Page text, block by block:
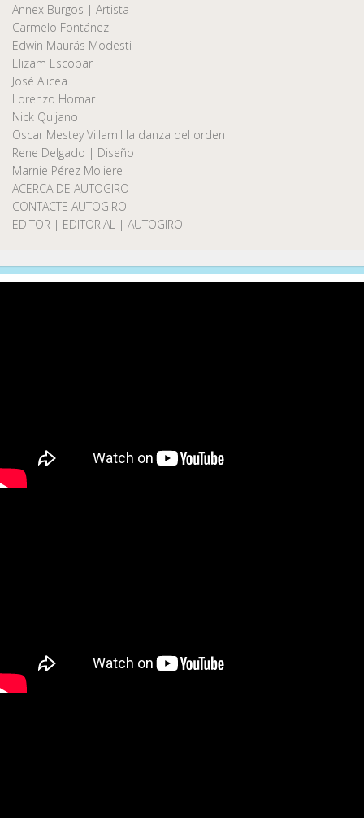
Annex Burgos | Artista
Carmelo Fontánez
Edwin Maurás Modesti
Elizam Escobar
José Alicea
Lorenzo Homar
Nick Quijano
Oscar Mestey Villamil la danza del orden
Rene Delgado | Diseño
Marnie Pérez Moliere
ACERCA DE AUTOGIRO
CONTACTE AUTOGIRO
EDITOR | EDITORIAL | AUTOGIRO